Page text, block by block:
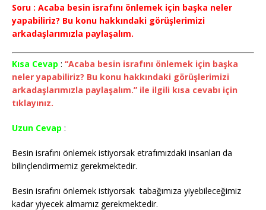
Soru : Acaba besin israfını önlemek için başka neler
yapabiliriz? Bu konu hakkındaki görüşlerimizi
arkadaşlarımızla paylaşalım.
Kısa Cevap : “Acaba besin israfını önlemek için başka
neler yapabiliriz? Bu konu hakkındaki görüşlerimizi
arkadaşlarımızla paylaşalım.” ile ilgili kısa cevabı için
tıklayınız.
Uzun Cevap :
Besin israfını önlemek istiyorsak etrafımızdaki insanları da
bilinçlendirmemiz gerekmektedir.
Besin israfını önlemek istiyorsak tabağımıza yiyebileceğimiz
kadar yiyecek almamız gerekmektedir.